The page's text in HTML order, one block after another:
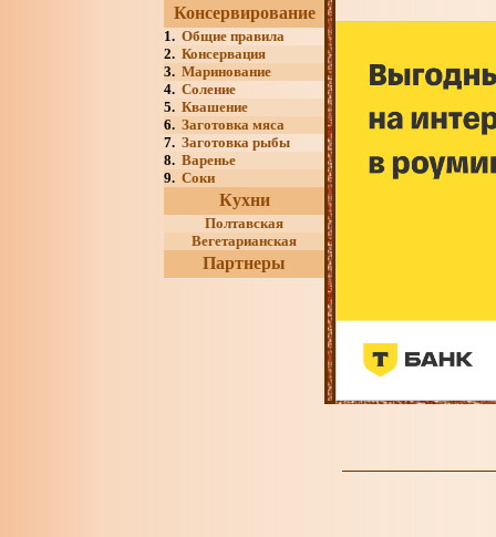
Консервирование
1. Общие правила
2. Консервация
3. Маринование
4. Соление
5. Квашение
6. Заготовка мяса
7. Заготовка рыбы
8. Варенье
9. Соки
Кухни
Полтавская
Вегетарианская
Партнеры